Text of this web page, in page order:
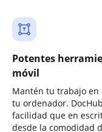
Potentes
móvil
Mantén tu trabajo en
tu ordenador.
facilidad que en
desde la comodidad